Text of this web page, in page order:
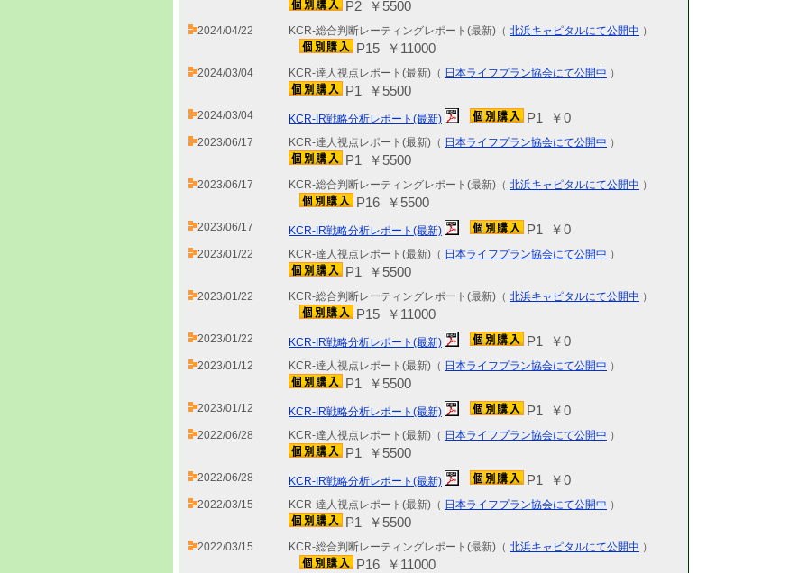
P2 ￥5500
2024/04/22 KCR-総合判断レーティングレポート(最新)（ 北浜キャピタルにて公開中 ）
P15 ￥11000
2024/03/04 KCR-達人視点レポート(最新)（ 日本ライフプラン協会にて公開中 ）
P1 ￥5500
2024/03/04 KCR-IR戦略分析レポート(最新) P1 ￥0
2023/06/17 KCR-達人視点レポート(最新)（ 日本ライフプラン協会にて公開中 ）
P1 ￥5500
2023/06/17 KCR-総合判断レーティングレポート(最新)（ 北浜キャピタルにて公開中 ）
P16 ￥5500
2023/06/17 KCR-IR戦略分析レポート(最新) P1 ￥0
2023/01/22 KCR-達人視点レポート(最新)（ 日本ライフプラン協会にて公開中 ）
P1 ￥5500
2023/01/22 KCR-総合判断レーティングレポート(最新)（ 北浜キャピタルにて公開中 ）
P15 ￥11000
2023/01/22 KCR-IR戦略分析レポート(最新) P1 ￥0
2023/01/12 KCR-達人視点レポート(最新)（ 日本ライフプラン協会にて公開中 ）
P1 ￥5500
2023/01/12 KCR-IR戦略分析レポート(最新) P1 ￥0
2022/06/28 KCR-達人視点レポート(最新)（ 日本ライフプラン協会にて公開中 ）
P1 ￥5500
2022/06/28 KCR-IR戦略分析レポート(最新) P1 ￥0
2022/03/15 KCR-達人視点レポート(最新)（ 日本ライフプラン協会にて公開中 ）
P1 ￥5500
2022/03/15 KCR-総合判断レーティングレポート(最新)（ 北浜キャピタルにて公開中 ）
P16 ￥11000